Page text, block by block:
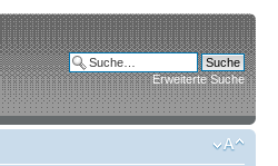
Erweiterte Suche